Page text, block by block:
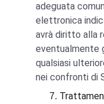
adeguata
elettronica
avrà diritto alla
eventualmente
qualsiasi
nei confronti di